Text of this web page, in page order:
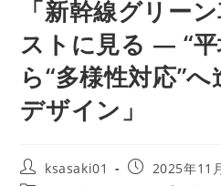
「新幹線グリー
ストに見る ― “平
ら“多様性対応”
デザイン」
ksasaki01
2025年11